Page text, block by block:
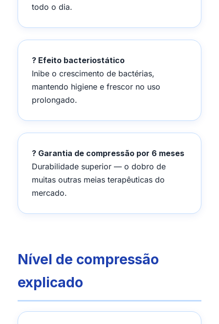
todo o dia.
? Efeito bacteriostático
Inibe o crescimento de bactérias,
mantendo higiene e frescor no uso
prolongado.
? Garantia de compressão por 6 meses
Durabilidade superior — o dobro de
muitas outras meias terapêuticas do
mercado.
Nível de compressão
explicado